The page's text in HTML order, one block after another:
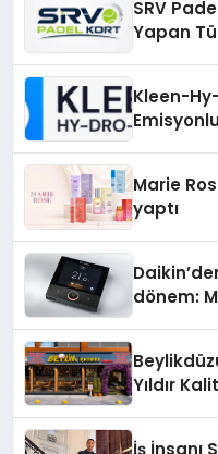
SRV
Yapan
Kleen-
Marie
yaptı
dönem:
Yıldır